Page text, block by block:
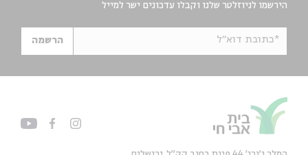
הירשמו לניוזלטר שלנו וקבלו עדכונים ישר למייל
*כתובת דוא"ל הרשמה